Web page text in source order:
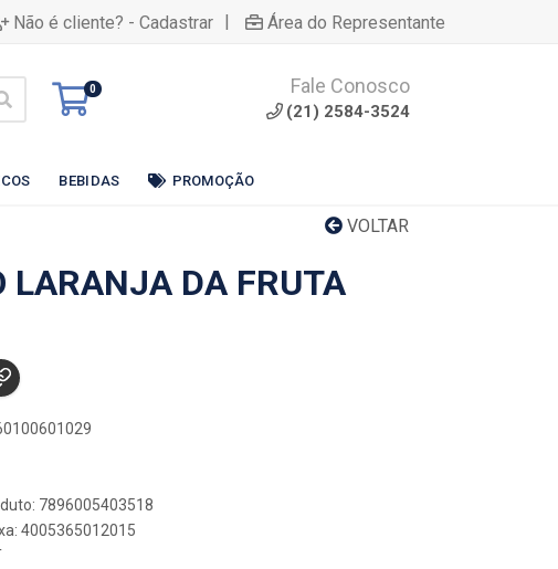
Não é cliente? - Cadastrar | Área do Representante
0 Fale Conosco
(21) 2584-3524
BEBIDAS PROMOÇÃO
VOLTAR
LARANJA DA FRUTA
7896005403518
4005365012015